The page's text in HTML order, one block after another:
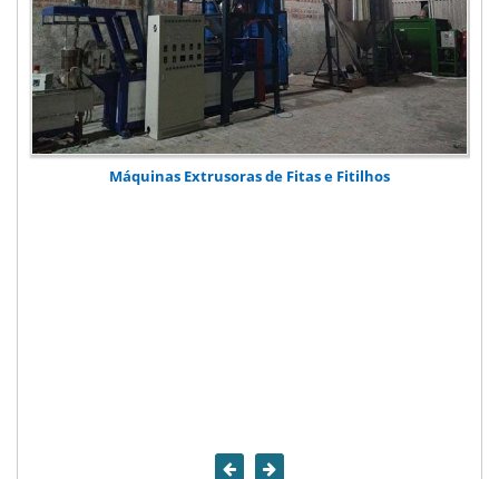
Máquinas Extrusoras de Fitas e Fitilhos